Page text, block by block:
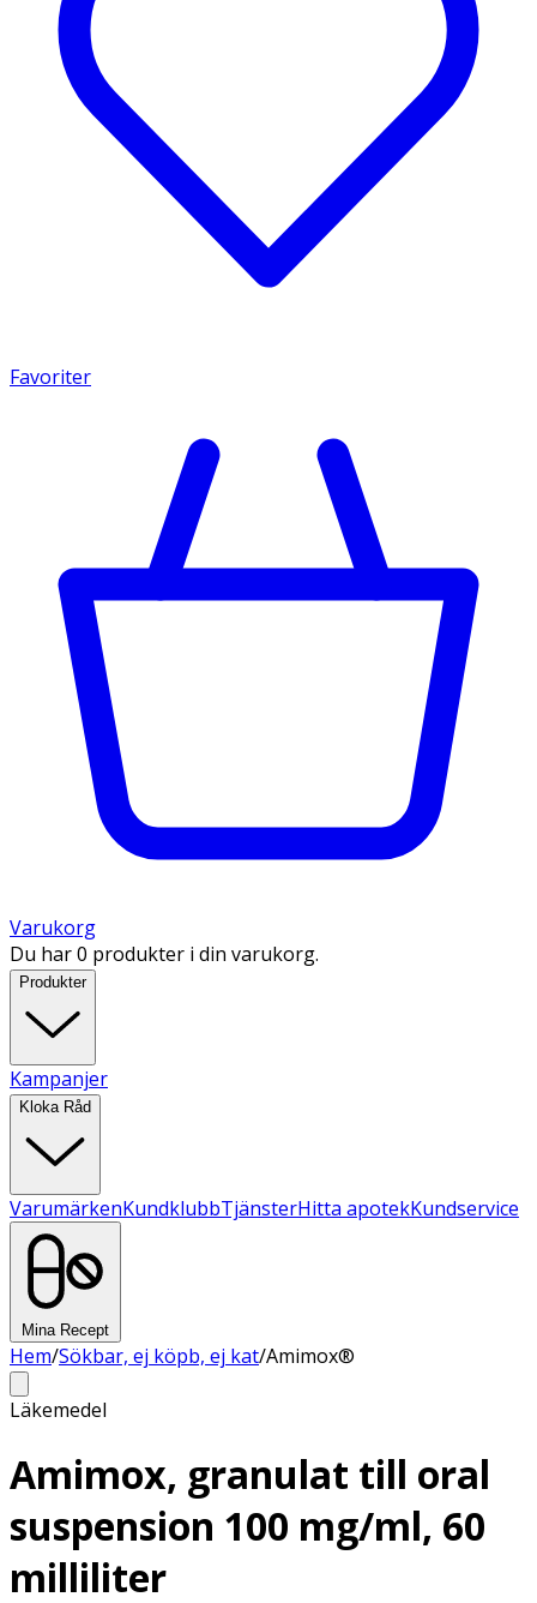
Favoriter
Varukorg
Du har 0 produkter i din varukorg.
Produkter
Kampanjer
Kloka Råd
VarumärkenKundklubbTjänsterHitta apotekKundservice
Mina Recept
Hem/Sökbar, ej köpb, ej kat/Amimox®
Läkemedel
Amimox, granulat till oral
suspension 100 mg/ml, 60
milliliter